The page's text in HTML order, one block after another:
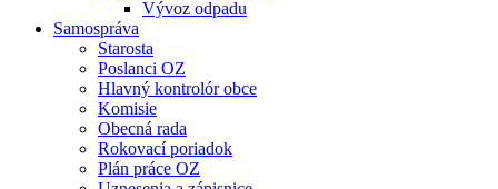
Vývoz odpadu
Samospráva
Starosta
Poslanci OZ
Hlavný kontrolór obce
Komisie
Obecná rada
Rokovací poriadok
Plán práce OZ